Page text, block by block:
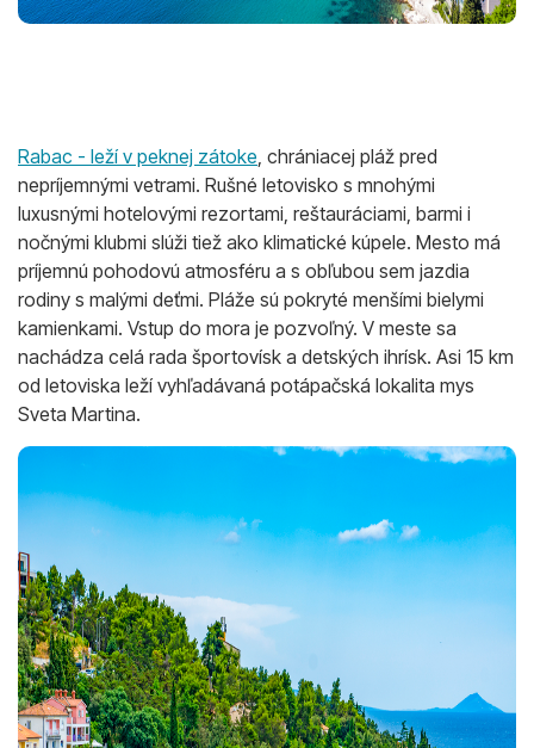
Rabac - leží v peknej zátoke , chrániacej pláž pred
nepríjemnými vetrami. Rušné letovisko s mnohými
luxusnými hotelovými rezortami, reštauráciami, barmi i
nočnými klubmi slúži tiež ako klimatické kúpele. Mesto má
príjemnú pohodovú atmosféru a s obľubou sem jazdia
rodiny s malými deťmi. Pláže sú pokryté menšími bielymi
kamienkami. Vstup do mora je pozvoľný. V meste sa
nachádza celá rada športovísk a detských ihrísk. Asi 15 km
od letoviska leží vyhľadávaná potápačská lokalita mys
Sveta Martina.